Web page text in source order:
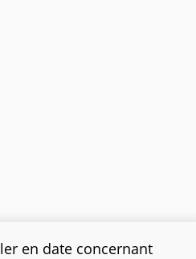
en date concernant